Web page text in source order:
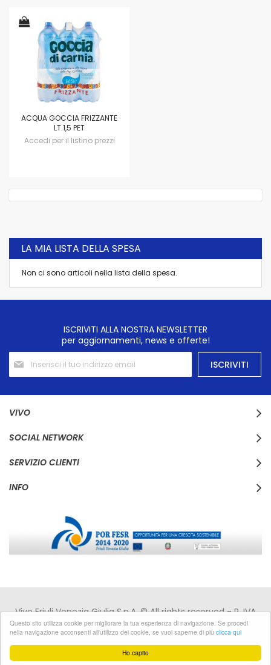
Ho capito
Questo sito utilizza cookie per migliorare la tua esperienza di navigazione. Se procedi
nella navigazione acconsenti all'utilizzo dei cookie, se vuoi saperne di più clicca qui
ACQUA GOCCIA FRIZZANTE
LT.1,5 PET
Accedi per il listino prezzi
LA MIA LISTA DELLA SPESA
Non ci sono articoli nella lista della spesa.
ISCRIVITI ALLA NOSTRA NEWSLETTER
per aggiornamenti, news e offerte!
Iscriviti
alla
nostra
ISCRIVITI
VIVO
SOCIAL NETWORK
SERVIZIO CLIENTI
INFO
Vivo Friuli Venezia Giulia S.p.A. © All rights reserved - P. IVA
IT00168110310 - C.F. 00168110310 -Privacy|Cookies
Developed by Pixel